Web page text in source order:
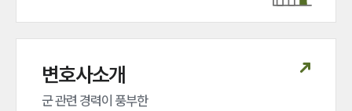
변호사소개
군 관련 경력이 풍부한